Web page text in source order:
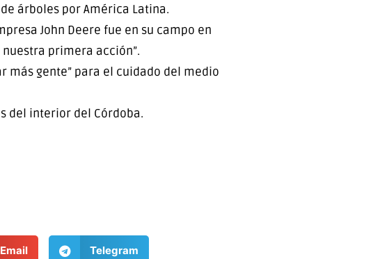
árboles por América Latina.
John Deere fue en su campo en
primera acción”.
más gente” para el cuidado del medio
del interior del Córdoba.
Email Telegram